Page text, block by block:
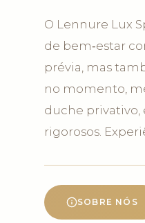
O Lennure Lux
de bem‑estar
prévia, mas
no momento,
duche privativo,
rigorosos.
SOBRE NÓS